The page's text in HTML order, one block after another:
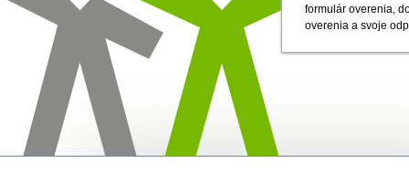
formulár overenia,
overenia a svoje